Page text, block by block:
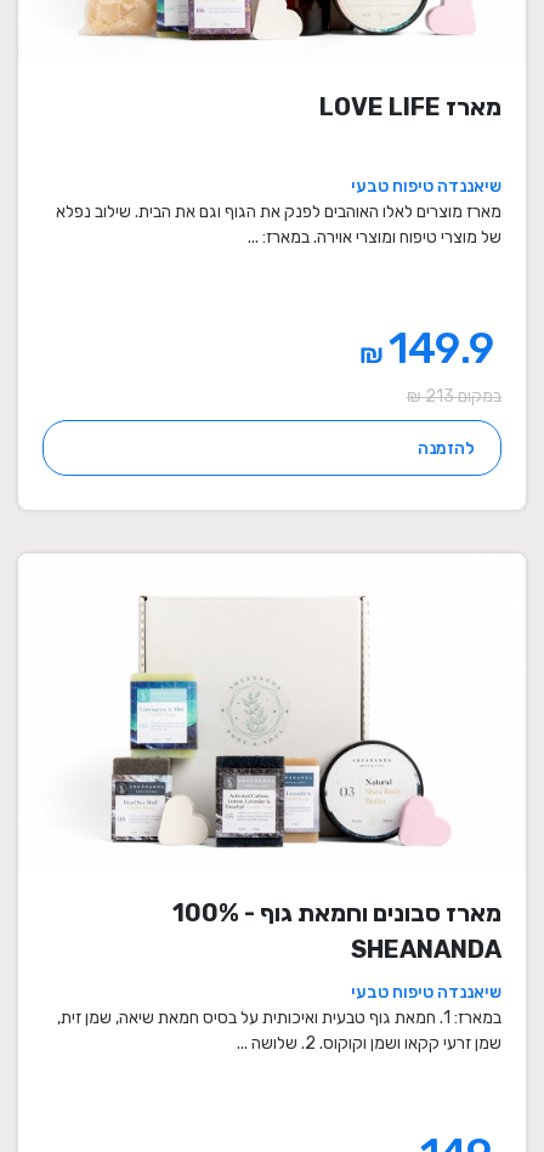
מארז LOVE LIFE
שיאננדה טיפוח טבעי
מארז מוצרים לאלו האוהבים לפנק את הגוף וגם את הבית. שילוב נפלא
של מוצרי טיפוח ומוצרי אוירה. במארז: ...
149.9
₪
במקום 213 ₪
להזמנה
מארז סבונים וחמאת גוף - 100%
SHEANANDA
שיאננדה טיפוח טבעי
במארז: 1. חמאת גוף טבעית ואיכותית על בסיס חמאת שיאה, שמן זית,
שמן זרעי קקאו ושמן וקוקוס. 2. שלושה ...